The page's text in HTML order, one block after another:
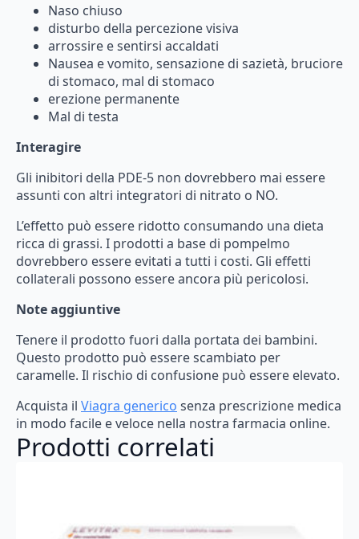
Naso chiuso
disturbo della percezionevisiva
arrossire esentirsi accaldati
Nausea evomito, sensazione di sazietà, bruciore
di stomaco, mal di stomaco
erezione permanente
Mal di testa
Interagire
Gli inibitori della PDE-5 non dovrebbero mai essere
assunti con altri integratori di nitrato o NO.
L’effetto può essere ridotto consumando una dieta
ricca di grassi. I prodotti a base di pompelmo
dovrebbero essere evitati a tutti i costi. Gli effetti
collaterali possono essereancora più pericolosi.
Note aggiuntive
Tenere il prodotto fuori dalla portata dei bambini.
Questo prodotto può esserescambiato per
caramelle. Il rischio di confusione può essere elevato.
Acquista il Viagra generico senza prescrizione medica
in modo facile eveloce nella nostra farmacia online.
Prodotti correlati